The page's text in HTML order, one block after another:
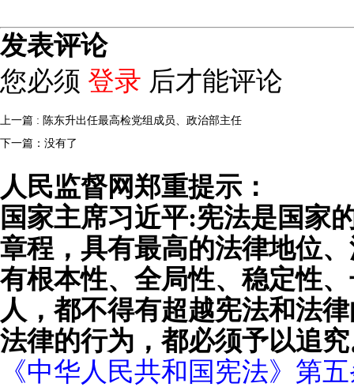
发表评论
您必须 登录 后才能评论
上一篇 : 陈东升出任最高检党组成员、政治部主任
下一篇：没有了
人民监督网郑重提示：
国家主席习近平:宪法是国家
章程，具有最高的法律地位
有根本性、全局性、稳定性
人，都不得有超越宪法和法
法律的行为，都必须予以追
《中华人民共和国宪法》第